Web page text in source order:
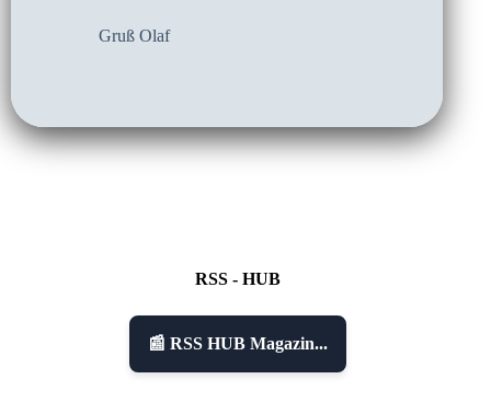
Gruß Olaf
RSS - HUB
📰 RSS HUB Magazin...